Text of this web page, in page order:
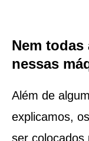
Nem todas
nessas
Além de
explicamos,
ser colocados